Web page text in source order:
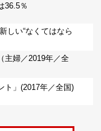
36.5％
しい“なくてはなら
主婦／2019年／全
ト」(2017年／全国)